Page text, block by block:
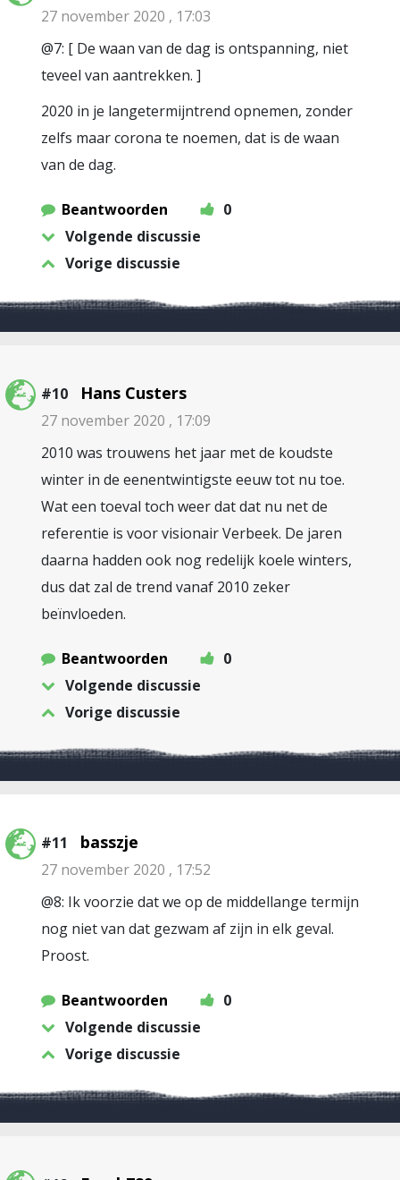
27 november 2020 , 17:03
@7: [ De waan van de dag is ontspanning, niet
teveel van aantrekken. ]
2020 in je langetermijntrend opnemen, zonder
zelfs maar corona te noemen, dat is de waan
van de dag.
Beantwoorden
0
Volgende discussie
Vorige discussie
#10 Hans Custers
27 november 2020 , 17:09
2010 was trouwens het jaar met de koudste
winter in de eenentwintigste eeuw tot nu toe.
Wat een toeval toch weer dat dat nu net de
referentie is voor visionair Verbeek. De jaren
daarna hadden ook nog redelijk koele winters,
dus dat zal de trend vanaf 2010 zeker
beïnvloeden.
Beantwoorden
0
Volgende discussie
Vorige discussie
#11 basszje
27 november 2020 , 17:52
@8: Ik voorzie dat we op de middellange termijn
nog niet van dat gezwam af zijn in elk geval.
Proost.
Beantwoorden
0
Volgende discussie
Vorige discussie